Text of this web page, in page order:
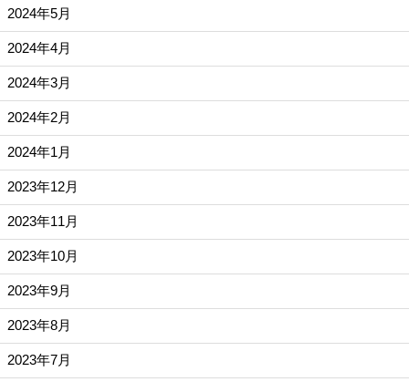
2024年5月
2024年4月
2024年3月
2024年2月
2024年1月
2023年12月
2023年11月
2023年10月
2023年9月
2023年8月
2023年7月